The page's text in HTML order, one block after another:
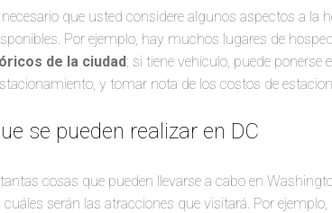
que usted considere algunos aspectos a la
Por ejemplo, hay muchos lugares de
de la ciudad; si tiene vehículo, puede ponerse
y tomar nota de los costos de
se pueden realizar en DC
cosas que pueden llevarse a cabo en
serán las atracciones que visitará. Por